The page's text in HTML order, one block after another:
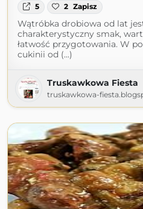
5 2 Zapisz
Wątróbka drobiowa od lat
charakterystyczny smak,
łatwość przygotowania. W
cukinii od (...)
Truskawkowa Fiesta
truskawkowa-